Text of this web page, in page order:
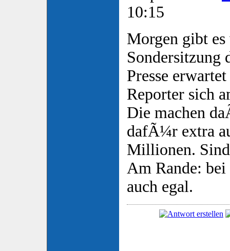
10:15
Morgen gibt
Sondersitzung
Presse
Reporter sich
Die machen
dafÃ¼r extra
Millionen.
Am Rande:
auch egal.